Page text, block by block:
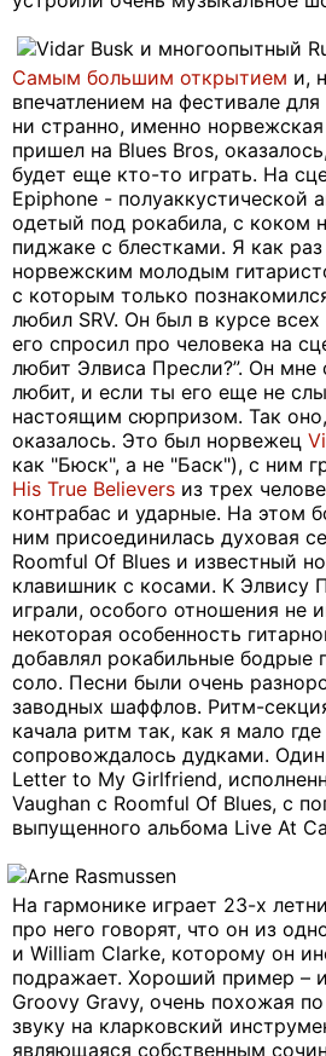
Самым большим открытием и,
впечатлением на фестивале
ни странно, именно норвежская
пришел на Blues Bros,
будет еще кто-то играть. На
Epiphone - полуаккустической
одетый под рокабила, с коком
пиджаке с блестками. Я как
норвежским молодым
с которым только
любил SRV. Он был в курсе
его спросил про человека на
любит Элвиса Пресли?”. Он мне
любит, и если ты его еще не
настоящим сюрпризом. Так
оказалось. Это был норвежец
как "Бюск", а не "Баск"), с ним
His True Believers из трех
контрабас и ударные. На этом
ним присоединилась духовая
Roomful Of Blues и известный
клавишник с косами. К Элвису
играли, особого отношения не
некоторая особенность
добавлял рокабильные
соло. Песни были очень
заводных шаффлов. Ритм-
качала ритм так, как я мало
сопровождалось дудками.
Letter to My Girlfriend,
Vaughan с Roomful Of Blues, с
выпущенного альбома Live At
На гармонике играет 23-х
про него говорят, что он из
и William Clarke, которому он
подражает. Хороший пример –
Groovy Gravy, очень похожая
звуку на кларковский
являющаяся собственным